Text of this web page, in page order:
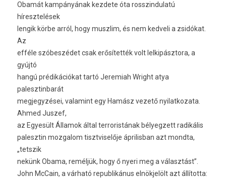
Obamát kampányának kezdete óta rosszindulatú
híresztelések
lengik körbe arról, hogy muszlim, és nem kedveli a zsidókat.
Az
efféle szóbeszédet csak erősítették volt lelkipásztora, a
gyújtó
hangú prédikációkat tartó Jeremiah Wright atya
palesztinbarát
megjegyzései, valamint egy Hamász vezető nyilatkozata.
Ahmed Juszef,
az Egyesült Államok által terroristának bélyegzett radikális
palesztin mozgalom tisztviselője áprilisban azt mondta,
„tetszik
nekünk Obama, reméljük, hogy ő nyeri meg a választást”.
John McCain, a várható republikánus elnökjelölt azt állította: